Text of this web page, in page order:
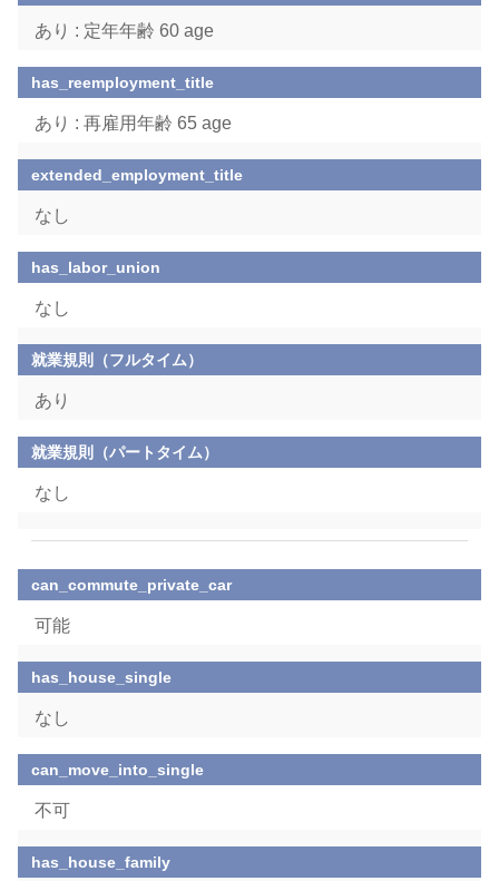
あり : 定年年齢 60 age
has_reemployment_title
あり : 再雇用年齢 65 age
extended_employment_title
なし
has_labor_union
なし
就業規則（フルタイム）
あり
就業規則（パートタイム）
なし
can_commute_private_car
可能
has_house_single
なし
can_move_into_single
不可
has_house_family